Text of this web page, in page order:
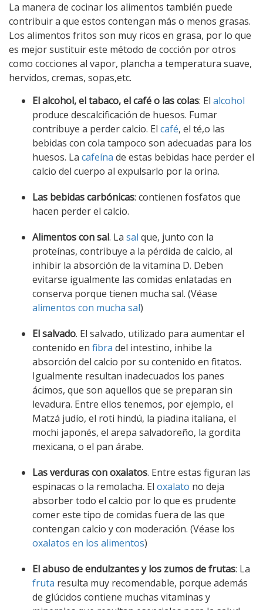
La manera de cocinar los alimentos también puede
contribuir a que estos contengan más o menos grasas.
Los alimentos fritos son muy ricos en grasa, por lo que
es mejor sustituir este método de cocción por otros
como cocciones al vapor, plancha a temperatura suave,
hervidos, cremas, sopas,etc.
El alcohol, el tabaco, el café o las colas: El alcohol
produce descalcificación de huesos. Fumar
contribuye a perder calcio. El café, el té,o las
bebidas con cola tampoco son adecuadas para los
huesos. La cafeína de estas bebidas hace perder el
calcio del cuerpo al expulsarlo por la orina.
Las bebidas carbónicas: contienen fosfatos que
hacen perder el calcio.
Alimentos con sal. La sal que, junto con la
proteínas, contribuye a la pérdida de calcio, al
inhibir la absorción de la vitamina D. Deben
evitarse igualmente las comidas enlatadas en
conserva porque tienen mucha sal. (Véase
alimentos con mucha sal)
El salvado. El salvado, utilizado para aumentar el
contenido en fibra del intestino, inhibe la
absorción del calcio por su contenido en fitatos.
Igualmente resultan inadecuados los panes
ácimos, que son aquellos que se preparan sin
levadura. Entre ellos tenemos, por ejemplo, el
Matzá judío, el roti hindú, la piadina italiana, el
mochi japonés, el arepa salvadoreño, la gordita
mexicana, o el pan árabe.
Las verduras con oxalatos. Entre estas figuran las
espinacas o la remolacha. El oxalato no deja
absorber todo el calcio por lo que es prudente
comer este tipo de comidas fuera de las que
contengan calcio y con moderación. (Véase los
oxalatos en los alimentos)
El abuso de endulzantes y los zumos de frutas: La
fruta resulta muy recomendable, porque además
de glúcidos contiene muchas vitaminas y